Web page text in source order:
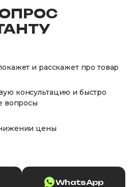
и расскажет про товар
консультацию и быстро
вопросы
цены
WhatsApp